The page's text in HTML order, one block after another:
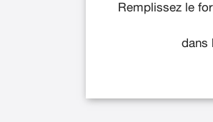
Remplissez le
dans